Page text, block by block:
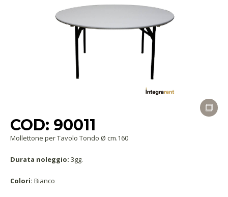
COD: 90011
Mollettone per Tavolo Tondo Ø cm.160
Durata noleggio: 3gg.
Colori: Bianco